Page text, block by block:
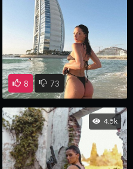
8 73
4.5k